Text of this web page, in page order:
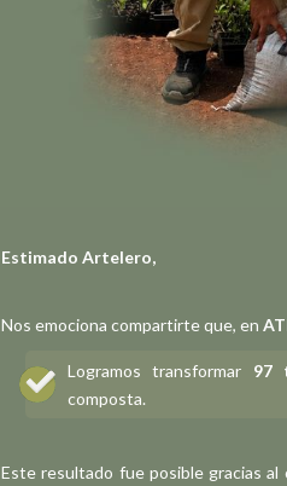
Estimado Artelero,
Nos emociona compartirte que, en
Logramos transformar 97
composta.
Este resultado fue posible gracias